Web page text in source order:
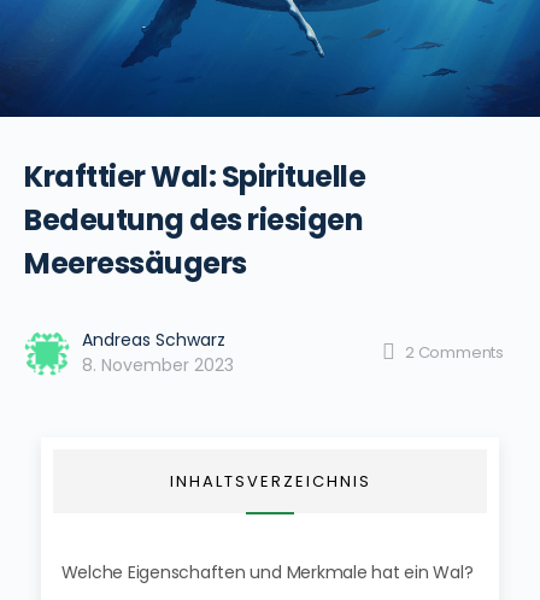
Krafttier Wal: Spirituelle
Bedeutung des riesigen
Meeressäugers
Andreas Schwarz
8. November 2023
2 Comments
INHALTSVERZEICHNIS
Welche Eigenschaften und Merkmale hat ein Wal?